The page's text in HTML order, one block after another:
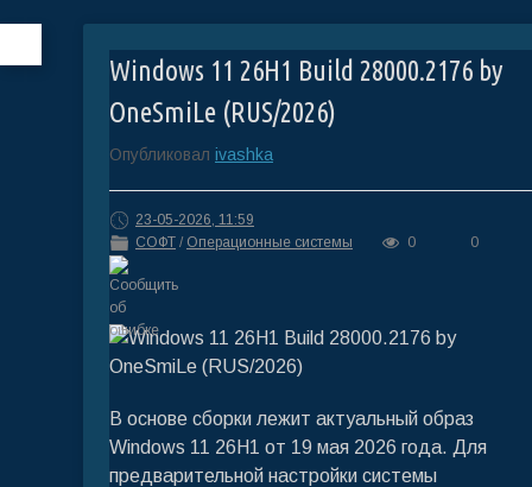
Windows 11 26H1 Build 28000.2176 by
OneSmiLe (RUS/2026)
Опубликовал ivashka
23-05-2026, 11:59
СОФТ / Операционные системы 0 0
В основе сборки лежит актуальный образ
Windows 11 26H1 от 19 мая 2026 года. Для
предварительной настройки системы